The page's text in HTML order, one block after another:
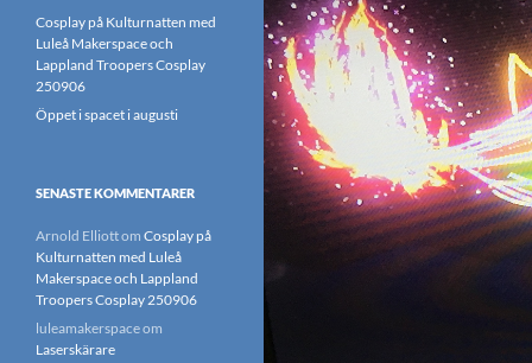
Cosplay på Kulturnatten med
Luleå Makerspace och
Lappland Troopers Cosplay
250906
Öppet i spacet i augusti
SENASTE KOMMENTARER
Arnold Elliottom Cosplay på
Kulturnatten med Luleå
Makerspace och Lappland
Troopers Cosplay 250906
luleamakerspaceom
Laserskärare